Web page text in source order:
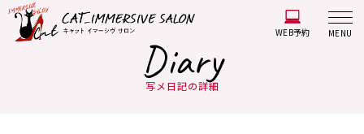
WEB予約 MENU
Diary
写メ日記の詳細